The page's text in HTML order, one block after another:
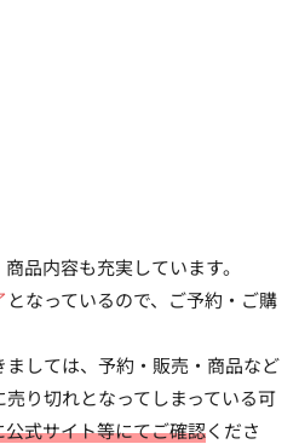
品内容も充実しています。
となっているので、ご予約・ご購
しては、予約・販売・商品など
り切れとなってしまっている可
式サイト等にてご確認くださ